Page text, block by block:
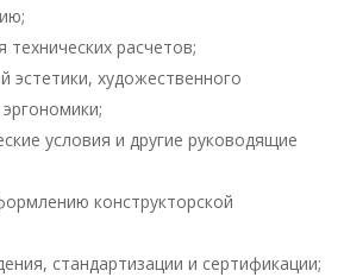
расчетов;
эстетики, художественного
условия и другие руководящие
конструкторской
стандартизации и сертификации;